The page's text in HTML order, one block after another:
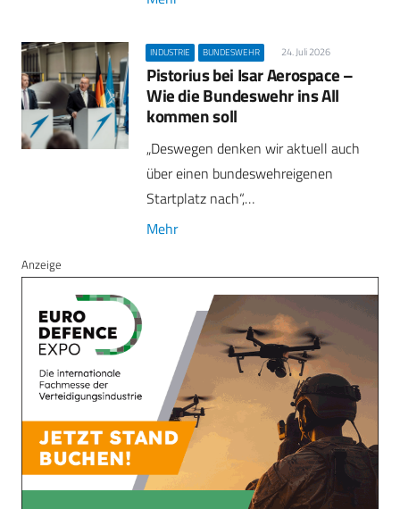
INDUSTRIE BUNDESWEHR 24. Juli 2026
Pistorius bei Isar Aerospace –
Wie die Bundeswehr ins All
kommen soll
„Deswegen denken wir aktuell auch
über einen bundeswehreigenen
Startplatz nach“,…
Mehr
Anzeige